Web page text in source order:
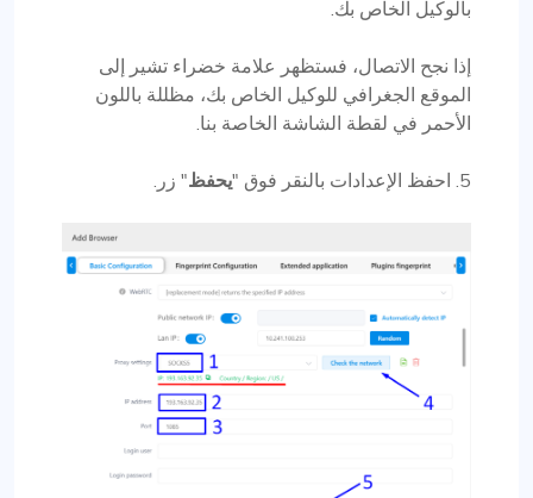
بالوكيل الخاص بك.
إذا نجح الاتصال، فستظهر علامة خضراء تشير إلى
الموقع الجغرافي للوكيل الخاص بك، مظللة باللون
الأحمر في لقطة الشاشة الخاصة بنا.
5. احفظ الإعدادات بالنقر فوق " يحفظ" زر.